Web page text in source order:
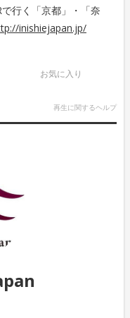
行く「京都」・「奈
inishiejapan.jp/
お気に入り
再生に関するヘルプ